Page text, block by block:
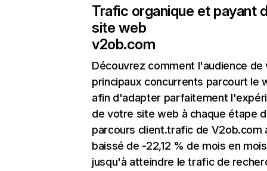
Trafic organique et payant
site web
v2ob.com
Découvrez comment l'audience de
principaux concurrents parcourt le
afin d'adapter parfaitement
de votre site web à chaque étape
parcours client.trafic de V2ob.com
baissé de -22,12 % de mois en mois
jusqu'à atteindre le trafic de